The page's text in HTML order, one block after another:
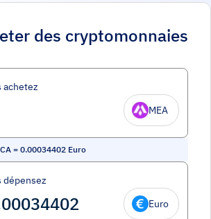
des cryptomonnaies
achetez
MEA
= 0.00034402 Euro
dépensez
Euro